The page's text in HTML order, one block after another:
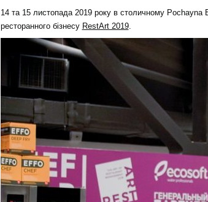
14 та 15 листопада 2019 року в столичному
ресторанного бізнесу RestArt 2019.